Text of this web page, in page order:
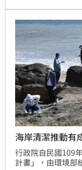
海岸清潔推動
行政院自民國109
計畫」，由環境部